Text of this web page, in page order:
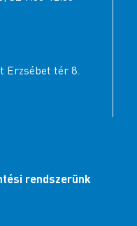
Erzsébet tér 8.
rendszerünk